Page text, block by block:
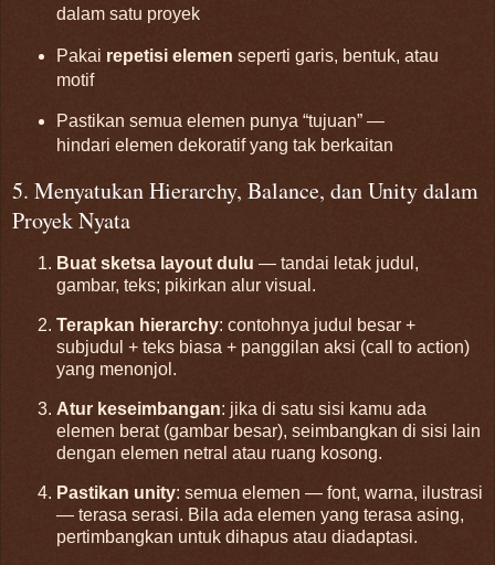
dalam satu proyek
Pakai repetisi elemen seperti garis, bentuk, atau
motif
Pastikan semua elemen punya “tujuan” —
hindari elemen dekoratif yang tak berkaitan
5. Menyatukan Hierarchy, Balance, dan Unity dalam
Proyek Nyata
Buat sketsa layout dulu — tandai letak judul,
gambar, teks; pikirkan alur visual.
Terapkan hierarchy: contohnya judul besar +
subjudul + teks biasa + panggilan aksi (call to action)
yang menonjol.
Atur keseimbangan: jika di satu sisi kamu ada
elemen berat (gambar besar), seimbangkan di sisi lain
dengan elemen netral atau ruang kosong.
Pastikan unity: semua elemen — font, warna, ilustrasi
— terasa serasi. Bila ada elemen yang terasa asing,
pertimbangkan untuk dihapus atau diadaptasi.